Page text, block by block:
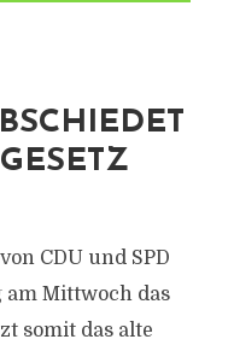
CDU und SPD
am Mittwoch das
somit das alte